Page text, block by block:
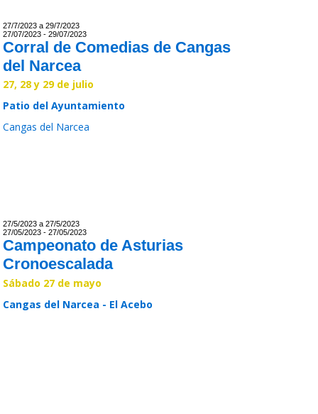
27/7/2023 a 29/7/2023
27/07/2023 - 29/07/2023
Corral de Comedias de Cangas
del Narcea
27, 28 y 29 de julio
Patio del Ayuntamiento
Cangas del Narcea
27/5/2023 a 27/5/2023
27/05/2023 - 27/05/2023
Campeonato de Asturias
Cronoescalada
Sábado 27 de mayo
Cangas del Narcea - El Acebo